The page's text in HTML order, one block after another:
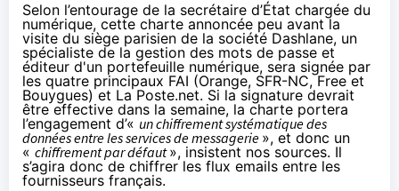
Selon l’entourage de la secrétaire d’État chargée du
numérique, cette charte annoncée peu avant la
visite du siège parisien de la société Dashlane, un
spécialiste de la gestion des mots de passe et
éditeur d'un portefeuille numérique, sera signée par
les quatre principaux FAI (Orange, SFR-NC, Free et
Bouygues) et La Poste.net. Si la signature devrait
être effective dans la semaine, la charte portera
l’engagement d’« un chiffrement systématique des
données entre les services de messagerie », et donc un
« chiffrement par défaut», insistent nos sources. Il
s’agira donc de chiffrer les flux emails entre les
fournisseurs français.